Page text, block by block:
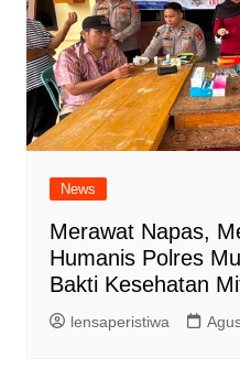
News
Merawat Napas,
Humanis Polres
Bakti Kesehatan
lensaperistiwa